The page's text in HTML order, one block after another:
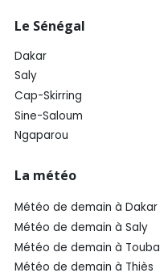
Le Sénégal
Dakar
Saly
Cap-Skirring
Sine-Saloum
Ngaparou
La météo
Météo de demain à Dakar
Météo de demain à Saly
Météo de demain à Touba
Météo de demain à Thiès